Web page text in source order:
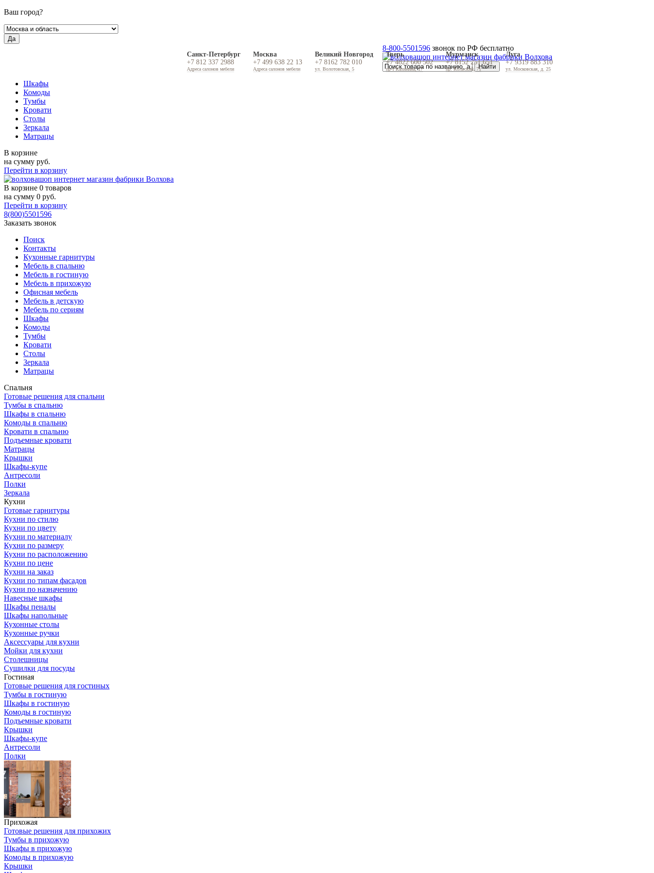
Ваш город?
Да
Санкт-Петербург
+7 812 337 2988
Адреса салонов мебели
Москва
+7 499 638 22 13
Адреса салонов мебели
Великий Новгород
+7 8162 782 010
ул. Волотовская, 5
Тверь
+7 4822 600 502
пр-т Калинина, 17
Мурманск
+7 8152 251 651
пр. Кольский, 71
Луга
+7 9319 883 310
ул. Московская, д. 25
8-800-5501596 звонок по РФ бесплатно
Шкафы
Комоды
Тумбы
Кровати
Столы
Зеркала
Матрацы
В корзине
на сумму руб.
Перейти в корзину
В корзине 0 товаров
на сумму 0 руб.
Перейти в корзину
8(800)5501596
Заказать звонок
Поиск
Контакты
Кухонные гарнитуры
Мебель в спальню
Мебель в гостиную
Мебель в прихожую
Офисная мебель
Мебель в детскую
Мебель по сериям
Шкафы
Комоды
Тумбы
Кровати
Столы
Зеркала
Матрацы
Спальня
Готовые решения для спальни
Тумбы в спальню
Шкафы в спальню
Комоды в спальню
Кровати в спальню
Подъемные кровати
Матрацы
Крышки
Шкафы-купе
Антресоли
Полки
Зеркала
Кухни
Готовые гарнитуры
Кухни по стилю
Кухни по цвету
Кухни по материалу
Кухни по размеру
Кухни по расположению
Кухни по цене
Кухни на заказ
Кухни по типам фасадов
Кухни по назначению
Навесные шкафы
Шкафы пеналы
Шкафы напольные
Кухонные столы
Кухонные ручки
Аксессуары для кухни
Мойки для кухни
Столешницы
Сушилки для посуды
Гостиная
Готовые решения для гостиных
Тумбы в гостиную
Шкафы в гостиную
Комоды в гостиную
Подъемные кровати
Крышки
Шкафы-купе
Антресоли
Полки
Прихожая
Готовые решения для прихожих
Тумбы в прихожую
Шкафы в прихожую
Комоды в прихожую
Крышки